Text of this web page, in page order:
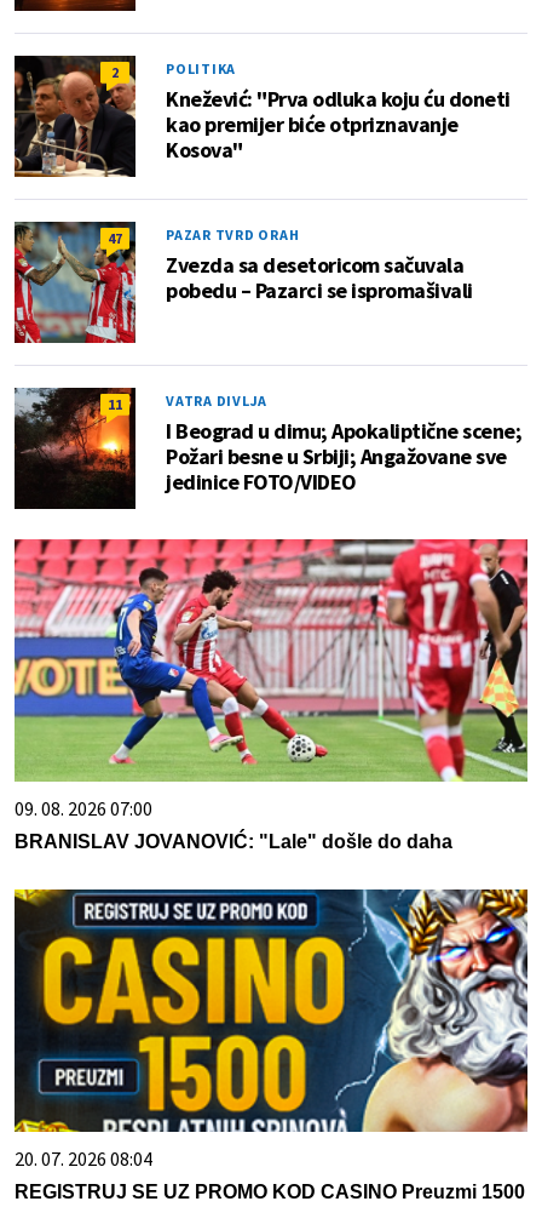
2 POLITIKA
Knežević: "Prva odluka koju ću doneti
kao premijer biće otpriznavanje
Kosova"
47 PAZAR TVRD ORAH
Zvezda sa desetoricom sačuvala
pobedu – Pazarci se ispromašivali
11 VATRA DIVLJA
I Beograd u dimu; Apokaliptične scene;
Požari besne u Srbiji; Angažovane sve
jedinice FOTO/VIDEO
09. 08. 2026 07:00
BRANISLAV JOVANOVIĆ: "Lale" došle do daha
20. 07. 2026 08:04
REGISTRUJ SE UZ PROMO KOD CASINO Preuzmi 1500